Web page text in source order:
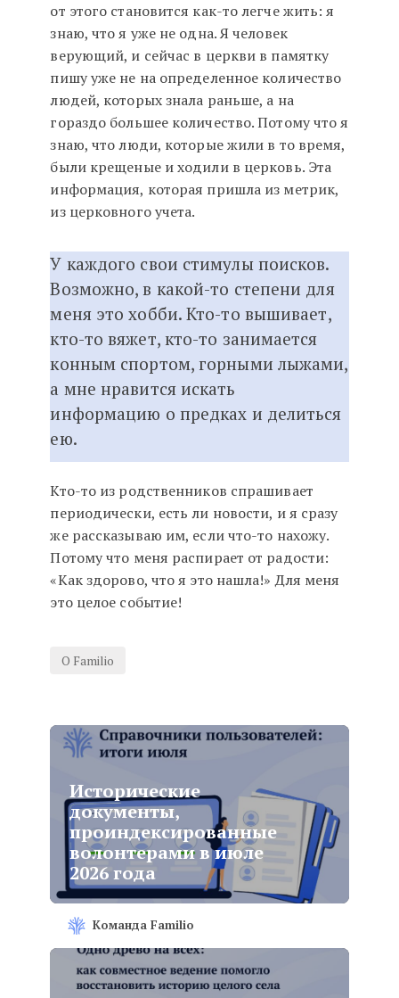
от этого становится как-то легче жить: я
знаю, что я уже не одна. Я человек
верующий, и сейчас в церкви в памятку
пишу уже не на определенное количество
людей, которых знала раньше, а на
гораздо большее количество. Потому что я
знаю, что люди, которые жили в то время,
были крещеные и ходили в церковь. Эта
информация, которая пришла из метрик,
из церковного учета.
У каждого свои стимулы поисков.
Возможно, в какой-то степени для
меня это хобби. Кто-то вышивает,
кто-то вяжет, кто-то занимается
конным спортом, горными лыжами,
а мне нравится искать
информацию о предках и делиться
ею.
Кто-то из родственников спрашивает
периодически, есть ли новости, и я сразу
же рассказываю им, если что-то нахожу.
Потому что меня распирает от радости:
«Как здорово, что я это нашла!» Для меня
это целое событие!
О Familio
Исторические
документы,
проиндексированные
волонтерами в июле
2026 года
Команда Familio